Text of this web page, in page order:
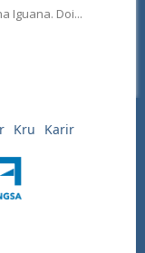
Iguana. Doi...
Kru Karir